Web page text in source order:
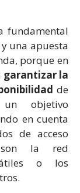
fundamental
una apuesta
porque en
garantizar la
de
objetivo
en cuenta
de acceso
son la red
o los